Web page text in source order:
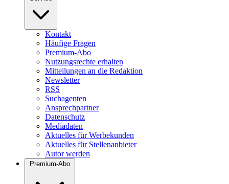
Kontakt
Häufige Fragen
Premium-Abo
Nutzungsrechte erhalten
Mitteilungen an die Redaktion
Newsletter
RSS
Suchagenten
Ansprechpartner
Datenschutz
Mediadaten
Aktuelles für Werbekunden
Aktuelles für Stellenanbieter
Autor werden
Premium-Abo